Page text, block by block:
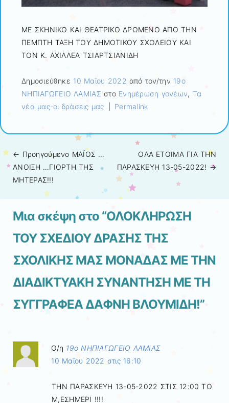
ΜΕ ΣΚΗΝΙΚΟ ΚΑΙ ΘΕΑΤΡΙΚΟ ΔΡΩΜΕΝΟ ΑΠΟ ΤΗΝ
ΠΕΜΠΤΗ ΤΑΞΗ ΤΟΥ ΔΗΜΟΤΙΚΟΥ ΣΧΟΛΕΙΟΥ ΚΑΙ
ΤΟΝ Κ. ΑΧΙΛΛΕΑ ΤΣΙΑΡΤΣΙΑΝΙΔΗ
Δημοσιεύθηκε 10 Μαΐου 2022 από τον/την 19ο
ΝΗΠΙΑΓΩΓΕΙΟ ΛΑΜΙΑΣ στο Ενημέρωση γονέων, Τα
νέα μας-οι δράσεις μας
Permalink
Πλοήγηση άρθρων
← Προηγούμενo ΜΑΪΟΣ …
ΑΝΟΙΞΗ …ΓΙΟΡΤΗ ΤΗΣ
ΜΗΤΕΡΑΣ!!!
ΟΛΑ ΕΤΟΙΜΑ ΓΙΑ ΤΗΝ
ΠΑΡΑΣΚΕΥΗ 13-05-2022! →
Μια σκέψη στο “ΟΛΟΚΛΗΡΩΣΗ
ΤΟΥ ΣΧΕΔΙΟΥ ΔΡΑΣΗΣ ΤΗΣ
ΣΧΟΛΙΚΗΣ ΜΑΣ ΜΟΝΑΔΑΣ ΜΕ ΤΗΝ
ΔΙΑΔΙΚΤΥΑΚΗ ΣΥΝΑΝΤΗΣΗ ΜΕ ΤΗ
ΣΥΓΓΡΑΦΕΑ ΔΑΦΝΗ ΒΛΟΥΜΙΔΗ!”
Ο/η 19ο ΝΗΠΙΑΓΩΓΕΙΟ ΛΑΜΙΑΣ
10 Μαΐου 2022 στις 16:10
ΤΗΝ ΠΑΡΑΣΚΕΥΗ 13-05-2022 ΣΤΙΣ 12:00 ΤΟ
Μ,ΕΣΗΜΕΡΙ !!!!